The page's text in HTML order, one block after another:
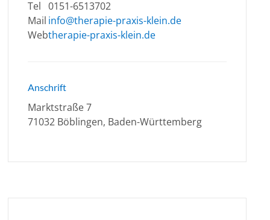
Tel 0151-6513702
Mail info@therapie-praxis-klein.de
Webtherapie-praxis-klein.de
Anschrift
Marktstraße 7
71032 Böblingen, Baden-Württemberg